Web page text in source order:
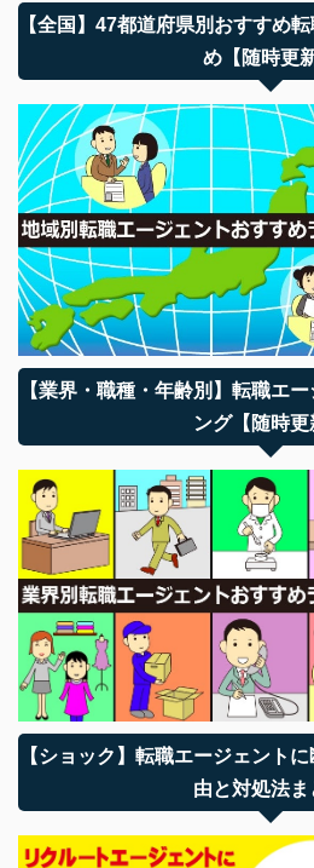
【全国】47都道府県別おすすめ
め【随時更新
【業界・職種・年齢別】転職エ
ング【随時更
【ショック】転職エージェント
由と対処法ま